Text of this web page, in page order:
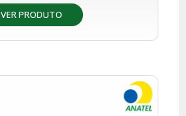
VER PRODUTO